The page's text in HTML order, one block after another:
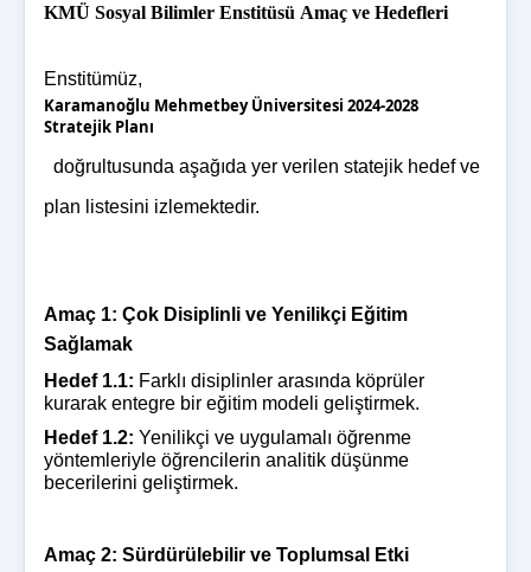
KMÜ Sosyal Bilimler Enstitüsü Amaç ve Hedefleri
Enstitümüz,
Karamanoğlu Mehmetbey Üniversitesi 2024-2028
Stratejik Planı
doğrultusunda aşağıda yer verilen statejik hedef ve
plan listesini izlemektedir.
Amaç 1: Çok Disiplinli ve Yenilikçi Eğitim
Sağlamak
Hedef 1.1: Farklı disiplinler arasında köprüler
kurarak entegre bir eğitim modeli geliştirmek.
Hedef 1.2: Yenilikçi ve uygulamalı öğrenme
yöntemleriyle öğrencilerin analitik düşünme
becerilerini geliştirmek.
Amaç 2: Sürdürülebilir ve Toplumsal Etki